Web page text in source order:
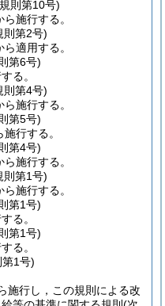
規則第10号)
施行する。
則第2号)
適用する。
第6号)
る。
則第4号)
施行する。
第5号)
行する。
第4号)
施行する。
則第1号)
施行する。
第1号)
る。
第1号)
る。
1号)
施行し，この規則による改